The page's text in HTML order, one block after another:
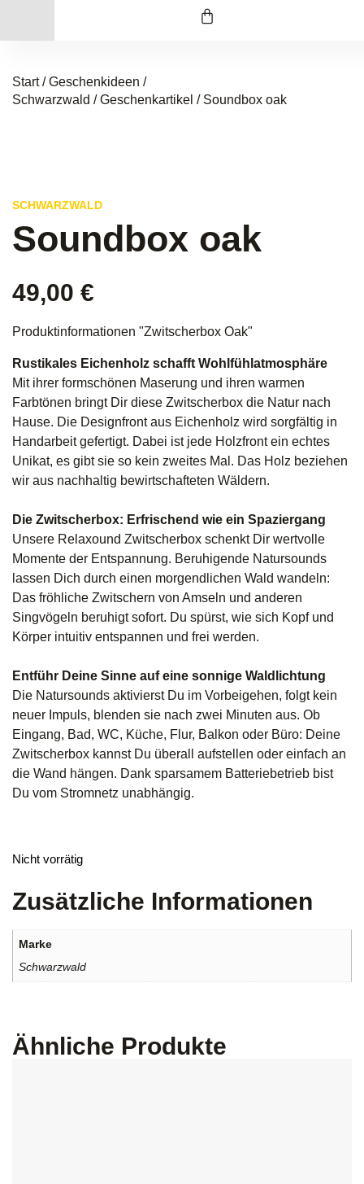
Start/Geschenkideen /
Schwarzwald /Geschenkartikel / Soundbox oak
SCHWARZWALD
Soundbox oak
49,00 €
Produktinformationen "Zwitscherbox Oak"
Rustikales Eichenholz schafft Wohlfühlatmosphäre
Mit ihrer formschönen Maserung und ihren warmen
Farbtönen bringt Dir diese Zwitscherbox die Natur nach
Hause. Die Designfront aus Eichenholz wird sorgfältig in
Handarbeit gefertigt. Dabei ist jede Holzfront ein echtes
Unikat, es gibt sie so kein zweites Mal. Das Holz beziehen
wir aus nachhaltig bewirtschafteten Wäldern.
Die Zwitscherbox: Erfrischend wie ein Spaziergang
Unsere Relaxound Zwitscherbox schenkt Dir wertvolle
Momente der Entspannung. Beruhigende Natursounds
lassen Dich durch einen morgendlichen Wald wandeln:
Das fröhliche Zwitschern von Amseln und anderen
Singvögeln beruhigt sofort. Du spürst, wie sich Kopf und
Körper intuitiv entspannen und frei werden.
Entführ Deine Sinne auf eine sonnige Waldlichtung
Die Natursounds aktivierst Du im Vorbeigehen, folgt kein
neuer Impuls, blenden sie nach zwei Minuten aus. Ob
Eingang, Bad, WC, Küche, Flur, Balkon oder Büro: Deine
Zwitscherbox kannst Du überall aufstellen oder einfach an
die Wand hängen. Dank sparsamem Batteriebetrieb bist
Du vom Stromnetz unabhängig.
Nicht vorrätig
Zusätzliche Informationen
Marke
Schwarzwald
Ähnliche Produkte